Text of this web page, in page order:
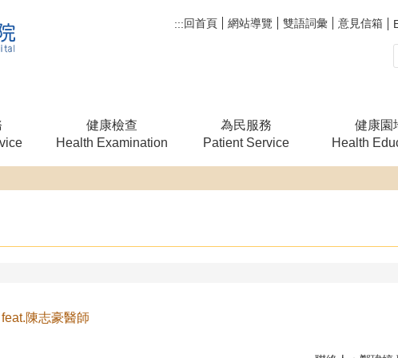
:::回首頁 網站導覽 雙語詞彙 意見信箱
健康檢查
Health Examination
為民服務
Patient Service
健康園
Health
陳志豪醫師